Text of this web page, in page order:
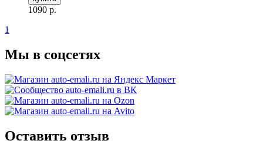
1090 р.
1
Мы в соцсетях
Оставить отзыв